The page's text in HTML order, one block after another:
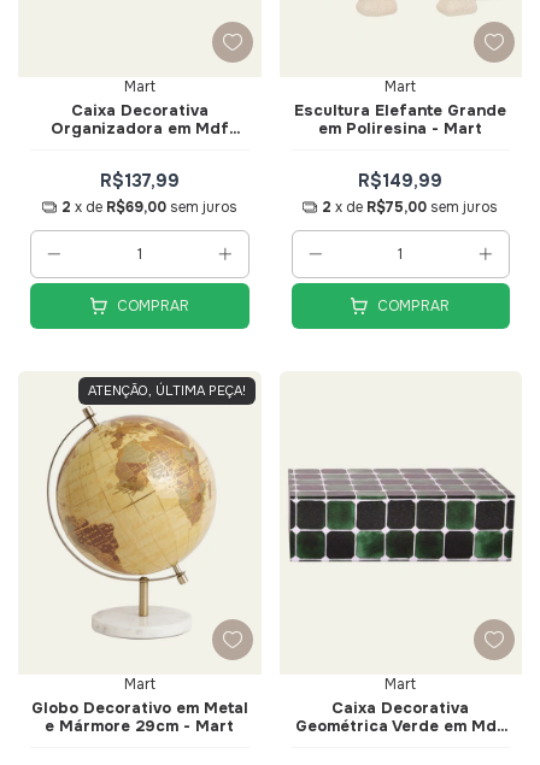
Mart
Caixa Decorativa
Organizadora em Mdf
R$137,99
2 x de R$69,00 sem juros
COMPRAR
Mart
Escultura Elefante Grande
em Poliresina - Mart
R$149,99
2 x de R$75,00 sem juros
COMPRAR
ATENÇÃO, ÚLTIMA PEÇA!
Mart
Globo Decorativo em Metal
e Mármore 29cm - Mart
Mart
Caixa Decorativa
Geométrica Verde em Mdf